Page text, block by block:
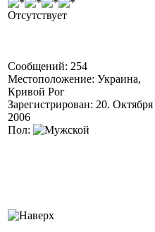
Отсутствует
Сообщений: 254
Местоположение: Украина,
Кривой Рог
Зарегистрирован: 20. Октября
2006
Пол: